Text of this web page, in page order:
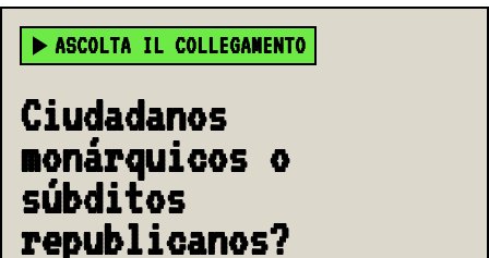
ASCOLTA IL COLLEGAMENTO
Ciudadanos
monárquicos o
súbditos
republicanos?